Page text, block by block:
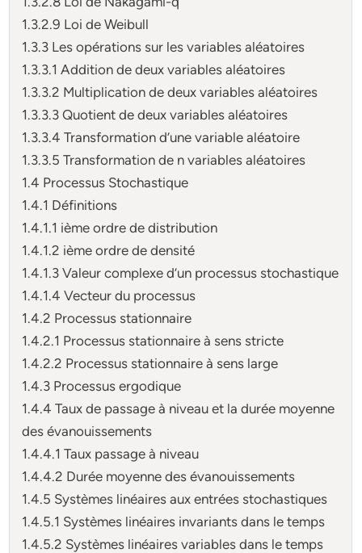
1.3.2.9 Loi de Weibull
1.3.3 Les opérations sur les variables aléatoires
1.3.3.1 Addition de deux variables aléatoires
1.3.3.2 Multiplication de deux variables aléatoires
1.3.3.3 Quotient de deux variables aléatoires
1.3.3.4 Transformation d’une variable aléatoire
1.3.3.5 Transformation de n variables aléatoires
1.4 Processus Stochastique
1.4.1 Définitions
1.4.1.1 ième ordre de distribution
1.4.1.2 ième ordre de densité
1.4.1.3 Valeur complexe d’un processus stochastique
1.4.1.4 Vecteur du processus
1.4.2 Processus stationnaire
1.4.2.1 Processus stationnaire à sens stricte
1.4.2.2 Processus stationnaire à sens large
1.4.3 Processus ergodique
1.4.4 Taux de passage à niveau et la durée moyenne
des évanouissements
1.4.4.1 Taux passage à niveau
1.4.4.2 Durée moyenne des évanouissements
1.4.5 Systèmes linéaires aux entrées stochastiques
1.4.5.1 Systèmes linéaires invariants dans le temps
1.4.5.2 Systèmes linéaires variables dans le temps